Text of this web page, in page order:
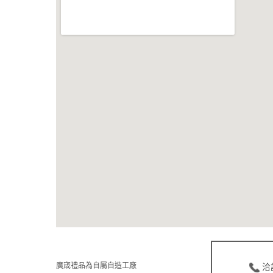
廣宬禮品為自屬自造工廠 洽